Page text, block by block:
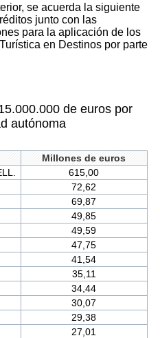
se acuerda la siguiente
junto con las
para la aplicación de los
en Destinos por parte
de euros por
autónoma
Millones de euros
615,00
72,62
69,87
49,85
49,59
47,75
41,54
35,11
34,44
30,07
29,38
27,01